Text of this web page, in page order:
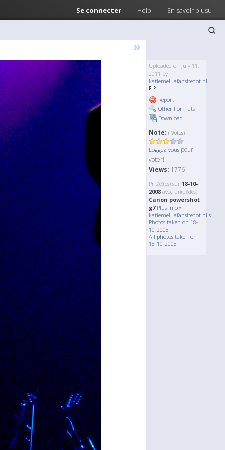
Se connecter Help En savoir plusu
»
Uploaded on July 11,
2011 by
katiemeluafansitedot.nl
Report
Other Formats
Download
Note: ( Votes)
Loggez-vous pour
voter!
Views: 1776
Pris(e)(es) sur 18-10-
2008 avec un(e)(des)
Canon powershot
g7 Plus Info »
katiemeluafansitedot.nl's
Photos taken on 18-
10-2008
All photos taken on
18-10-2008